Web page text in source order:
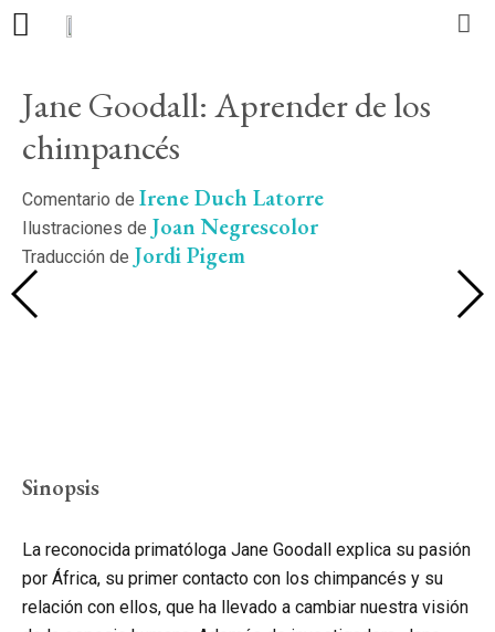
Editorial
Autores
Actualidad
InstagramTwitter Vimeo
Jane Goodall: Aprender de los
chimpancés
Comentario de Irene Duch Latorre
Ilustraciones de Joan Negrescolor
Traducción de Jordi Pigem
Sinopsis
La reconocida primatóloga Jane Goodall explica su pasión
por África, su primer contacto con los chimpancés y su
relación con ellos, que ha llevado a cambiar nuestra visión